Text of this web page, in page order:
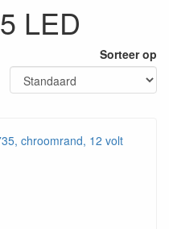
LED
Sorteer op